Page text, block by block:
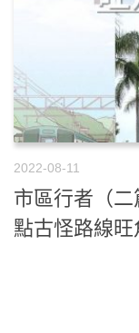
2022-08-11
市區行者（
點古怪路線